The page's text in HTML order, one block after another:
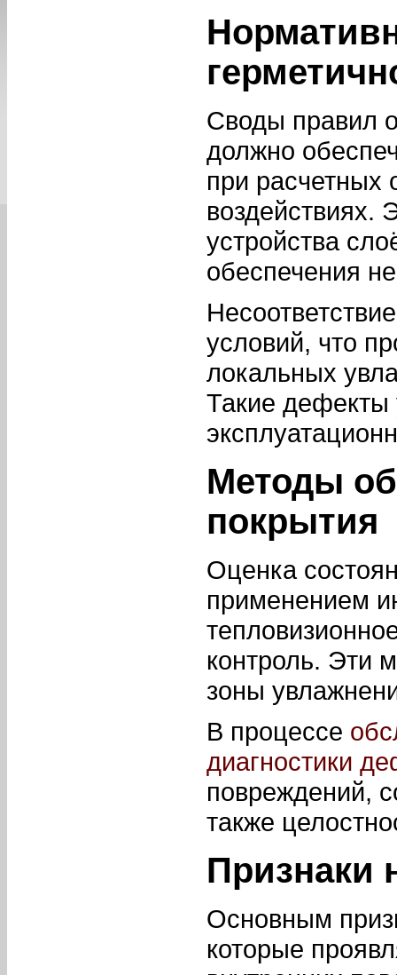
Своды правил
должно
при расчетных
воздействиях.
устройства
обеспечения
условий, что
локальных
Такие дефекты
Методы
покрытия
Оценка
применением
контроль. Эти
зоны
В процессе
диагностики
повреждений,
также
Признаки
Основным
которые